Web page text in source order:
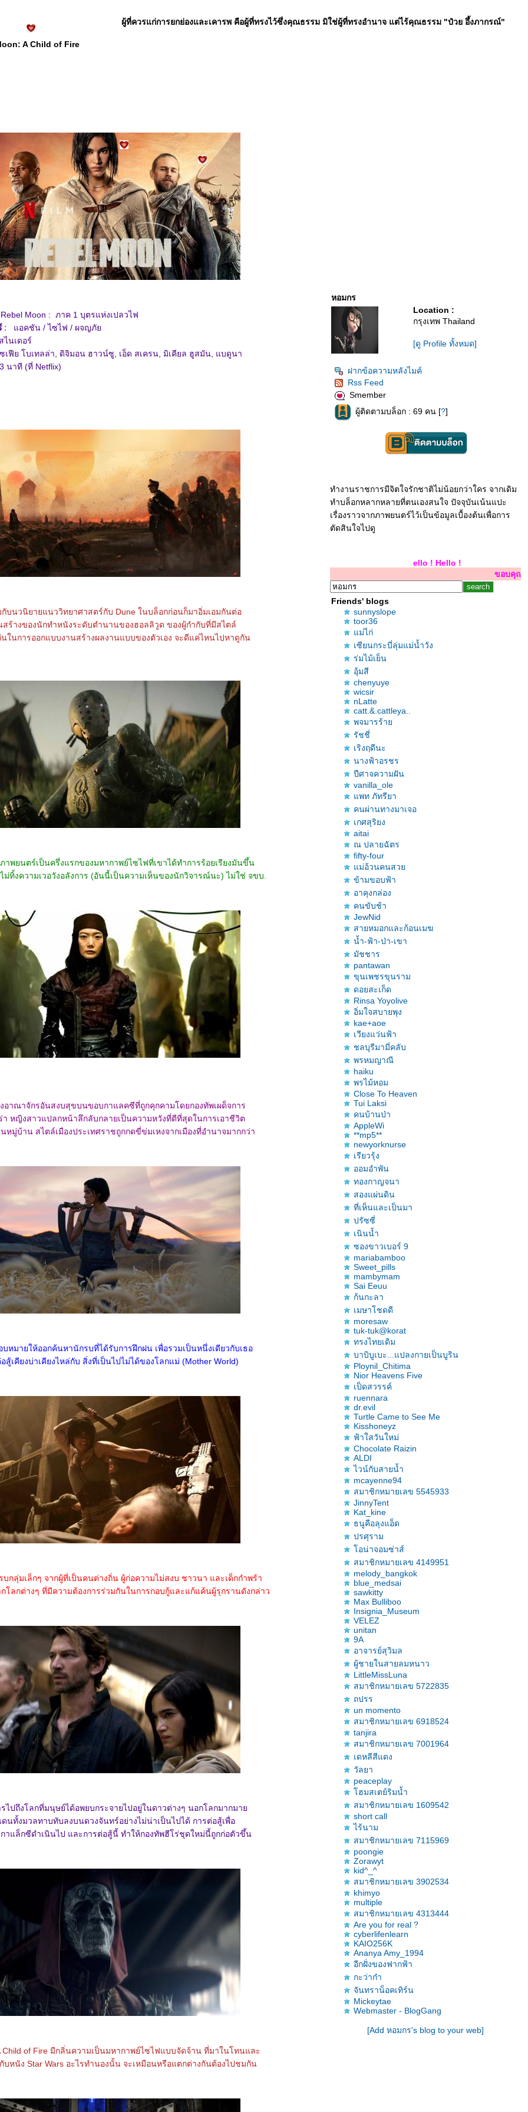
ผู้ที่ควรแก่การยกย่องและเคารพ คือผู้ที่ทรงไว้ซึ่งคุณธรรม มิใช่ผู้ที่ทรงอำนาจ แต่ไร้คุณธรรม "ป๋วย อึ้งภากรณ์"
A Child of Fire
Moon : ภาค 1 บุตรแห่งเปลวไฟ
: อคชัน / ไซไฟ / ผจญภั
นเดอร์
ฟีย โบเทลล่า, ดิจิมอน ฮาวน์ซู, เอ็ด สเครน, มิเคียล ฮูสมัน, แบดูนา
นาที (ที่ Netflix)
กับนวนิยายแนววิทยาศาสตร์กับ Dune ในบล็อกก่อนก็มาอิ่มเอมกันต่อ
สร้างของนักทำหนังระดับตำนานของฮอลลิวูด ของผู้กำกับที่มีสไตล์
นการออกแบบงานสร้างผลงานแบบของตัวเอง จะดีแค่ไหนไปหาดูกัน
าพยนตร์เป็นครึ่งแรกของมหากาพย์ไซไฟที่เขาได้ทำการร้อยเรียงมันขึ้น
ม่ทิ้งความเวอวังอลังการ (อันนี้เป็นความเห็นของนักวิจารณ์นะ) ไม่ใช่ จขบ.
งอาณาจักรอันสงบสุขบนขอบกาแลคซีที่ถูกคุกคามโดยกองทัพเผด็จการ
หญิงสาวแปลกหน้าลึกลับกลายเป็นความหวังที่ดีที่สุดในการเอาชีวิต
หมู่บ้าน สไตล์เมืองประเทศราชถูกกดขี่ข่มเหงจากเมืองที่อำนาจมากกว่า
หมายให้ออกค้นหานักรบที่ได้รับการฝึกฝน เพื่อรวมเป็นหนึ่งเดียวกับเธอ
เคียงบ่าเคียงไหล่กับ สิ่งที่เป็นไปไม่ได้ของโลกแม่ (Mother World)
บกลุ่มเล็กๆ จากผู้ที่เป็นคนต่างถิ่น ผู้ก่อความไม่สงบ ชาวนา และเด็กกำพร้า
โลกต่างๆ ที่มีความต้องการร่วมกันในการกอบกู้และแก้แค้นผู้รุกรานดังกล่าว
ไปถึงโลกที่มนุษย์ได้อพยบกระจายไปอยู่ในดาวต่างๆ นอกโลกมากมา
ดนทั้งมวลทาบทับลงบนดวงจันทร์อย่างไม่น่าเป็นไปได้ การต่อสู้เพื่อ
าแล็กซีดำเนินไป และการต่อสู้นี้ ทำให้กองทัพฮีโร่ชุดใหม่นี้ถูกก่อตัวขึ้น
Child of Fire มีกลิ่นความเป็นมหากาพย์ไซไฟแบบจัดจ้าน ที่มาในโทนและ
บหนัง Star Wars อะไรทำนองนั้น จะเหมือนหรือแตกต่างกันต้องไปชมกัน
หอมกร
Location :
กรุงเทพ Thailand
[ดู Profile ทั้งหมด]
ฝากข้อความหลังไมค์
Rss Feed
Smember
ผู้ติดตามบล็อก : 69 คน [?]
ทำงานราชการมีจิตใจรักชาติไม่น้อยกว่าใคร จากเดิม
ทำบล็อกหลากหลายที่ตนเองสนใจ ปัจจุบันเน้นแปะ
เรื่องราวจากภาพยนตร์ไว้เป็นข้อมูลเบื้องต้นเพื่อการ
ตัดสินใจไปดู
Hello ! Hello ! Hello !
ขอบคุณสำหรับการเยี่ยม
Friends' blogs
sunnyslope
toor36
ม่ไก่
เซียนกระบี่ลุ่มแม่น้ำวัง
ร่มไม้เย็น
อุ้มสี
chenyuye
wicsir
nLatte
catt.&.cattleya..
พจมารร้า
รัชชี่
เริงฤดีนะ
นางฟ้าอรชร
ปีศาจความฝัน
vanilla_ole
พท ภัทรียา
คนผ่านทางมาเจอ
เกศสุริยง
aitai
ณ ปลายฉัตร
fifty-four
ม่อ้วนคนสว
ข้ามขอบฟ้า
อาคุงกล่อง
คนขับช้า
JewNid
สายหมอกและก้อนเมฆ
น้ำ-ฟ้า-ป่า-เขา
มัชชาร
pantawan
ขุนเพชรขุนราม
ดอยสะเก็ด
Rinsa Yoyolive
อิ่มใจสบายพุง
kae+aoe
เวียงแว่นฟ้า
ชลบุรีมามี่คลับ
พรหมญาณี
haiku
พรไม้หอม
Close To Heaven
Tui Laksi
คนบ้านป่า
AppleWi
**mp5**
newyorknurse
เรียวรุ้ง
ออมอำพัน
ทองกาญจนา
สองแผ่นดิน
ที่เห็นและเป็นมา
ปรัซซี่
เนินน้ำ
ซองขาวเบอร์ 9
mariabamboo
Sweet_pills
mambymam
Sai Eeuu
ก้นกะลา
เมษาโชดดี
moresaw
tuk-tuk@korat
ทรงไทยเดิม
บาบิบูเบะ...แปลงกายเป็นบูริน
Ploynil_Chitima
Nior Heavens Five
เป็ดสวรรค์
ruennara
dr.evil
Turtle Came to See Me
Kisshoneyz
ฟ้าใสวันใหม่
Chocolate Raizin
ALDI
ไวน์กับสายน้ำ
mcayenne94
สมาชิกหมายเลข 5545933
JinnyTent
Kat_kine
ธนูคือลุงแอ็ด
ปรศุราม
อน่าจอมซ่าส์
สมาชิกหมายเลข 4149951
melody_bangkok
blue_medsai
sawkitty
Max Bulliboo
Insignia_Museum
VELEZ
unitan
9A
อาจารย์สุวิมล
ผู้ชายในสายลมหนาว
LittleMissLuna
สมาชิกหมายเลข 5722835
ถปรร
un momento
สมาชิกหมายเลข 6918524
tanjira
สมาชิกหมายเลข 7001964
เดหลีสีแดง
วัลยา
peaceplay
ฮมสเตย์ริมน้ำ
สมาชิกหมายเลข 1609542
short call
ไร้นาม
สมาชิกหมายเลข 7115969
poongie
Zorawyt
kid^_^
สมาชิกหมายเลข 3902534
khimyo
multiple
สมาชิกหมายเลข 4313444
Are you for real ?
cyberlifenlearn
KAIO256K
Ananya Amy_1994
อีกฝั่งของฟากฟ้า
กะว่าก๋า
จันทราน็อคเทิร์น
Mickeytae
Webmaster - BlogGang
[Add หอมกร's blog to your web]